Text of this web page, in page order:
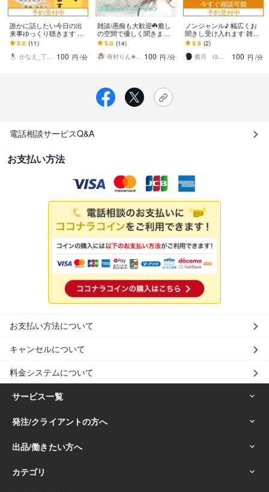
予約受付中
誰かに話したい今日の出
来事ゆっくり聴きます 話
せる友達が近くにいない
なら聴き役になりますね
5.0 (11)
かなえ_丁寧対応カウンセリング 100 円 /分
雑談/愚痴も大歓迎☘️癒し
の空間で優しく聞きます
りんとゆるっと話そ♡あ
なたの味方ここにいる
よ〜っ♪
5.0 (14)
有村りん❀声と文字で癒します♪ 100 円 /分
今すぐ相談可能
予約受付中
ノンジャンル♪ 幅広くお
聞きし受け入れます 雑談/
悩み/愚痴/秘密/お試し用
自由に話してネ
5.0 (2)
癒月 ゆず ☆ゆづき ゆず☆
100 円 /分
電話相談サービスQ&A
お支払い方法
お支払い方法について
キャンセルについて
料金システムについて